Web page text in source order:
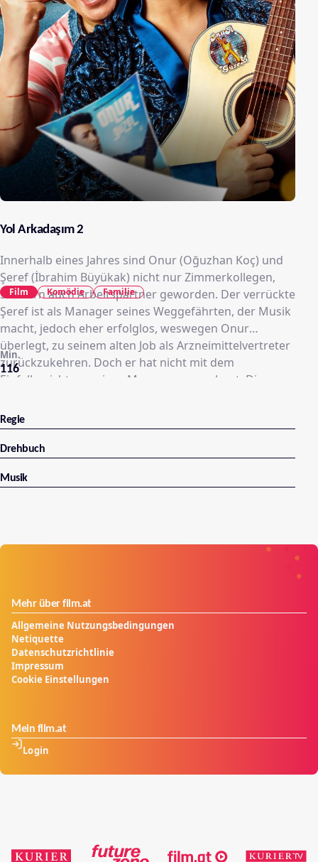
Yol Arkadaşım 2
Innerhalb eines Jahres sind Onur (Oğuzhan Koç) und
Şeref (İbrahim Büyükak) nicht nur Zimmerkollegen,
sondern auch Arbeitspartner geworden. Der verrückte
Şeref ist als Manager seines Weggefährten, der Musik
macht, jedoch eher erfolglos, weswegen Onur
überlegt, zu seinem alten Job als Arzneimittelvertreter
zurückzukehren. Doch er hat nicht mit dem
Einfallsreichtum seines Managers gerechnet. Dieser
Onur soll an einem Musikwettbewerb teilnehmen…
Schaffen es Şeref und Onur diesmal, ihre Träume zu
verwirklichen und ihre Ziele zu erreichen, ohne die
die beiden ungleichen Freunde auf ihrer Reise wieder
116
Min.
Film Komödie Familie
Regie
Drehbuch
Musik
Mehr über film.at
Allgemeine Nutzungsbedingungen
Netiquette
Datenschutzrichtlinie
Impressum
Cookie Einstellungen
Mein film.at
Login